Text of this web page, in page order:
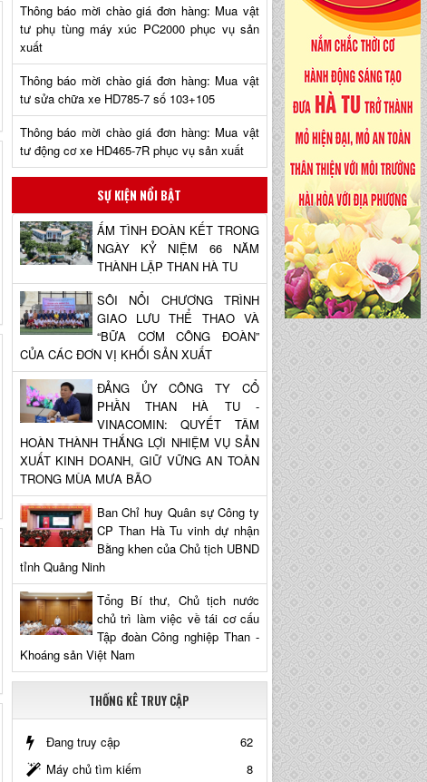
Thông báo mời chào giá đơn hàng: Mua vật
tư phụ tùng máy xúc PC2000 phục vụ sản
xuất
Thông báo mời chào giá đơn hàng: Mua vật
tư sửa chữa xe HD785-7 số 103+105
Thông báo mời chào giá đơn hàng: Mua vật
tư động cơ xe HD465-7R phục vụ sản xuất
SỰ KIỆN NỔI BẬT
ẤM TÌNH ĐOÀN KẾT TRONG
NGÀY KỶ NIỆM 66 NĂM
THÀNH LẬP THAN HÀ TU
SÔI NỔI CHƯƠNG TRÌNH
GIAO LƯU THỂ THAO VÀ
“BỮA CƠM CÔNG ĐOÀN”
CỦA CÁC ĐƠN VỊ KHỐI SẢN XUẤT
ĐẢNG ỦY CÔNG TY CỔ
PHẦN THAN HÀ TU -
VINACOMIN: QUYẾT TÂM
HOÀN THÀNH THẮNG LỢI NHIỆM VỤ SẢN
XUẤT KINH DOANH, GIỮ VỮNG AN TOÀN
TRONG MÙA MƯA BÃO
Ban Chỉ huy Quân sự Công ty
CP Than Hà Tu vinh dự nhận
Bằng khen của Chủ tịch UBND
tỉnh Quảng Ninh
Tổng Bí thư, Chủ tịch nước
chủ trì làm việc về tái cơ cấu
Tập đoàn Công nghiệp Than -
Khoáng sản Việt Nam
THỐNG KÊ TRUY CẬP
Đang truy cập
62
Máy chủ tìm kiếm
8